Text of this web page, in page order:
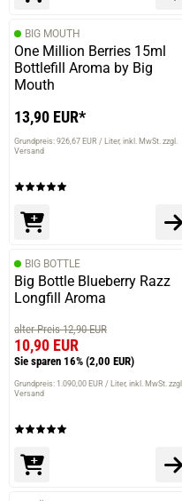
BIG MOUTH
One Million Berries 15ml
Bottlefill Aroma by Big
Mouth
13,90 EUR*
Grundpreis: 926,67 EUR / Liter inkl. MwSt. zzgl.
Versand
BIG BOTTLE
Big Bottle Blueberry Razz
Longfill Aroma
alter Preis 12,90 EUR
10,90 EUR
Sie sparen 16% (2,00 EUR)
Grundpreis: 1.090,00 EUR / Liter inkl. MwSt. zzgl.
Versand